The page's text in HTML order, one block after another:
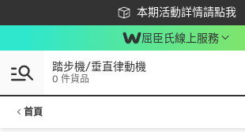
本期活動詳情請點我
下載app最高回饋$350
屈臣氏線上服務
踏步機/垂直律動機
0 件貨品
首頁